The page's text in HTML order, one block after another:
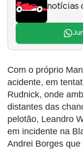
notícias
Com o próprio
acidente, em
Rudnick, onde
distantes das
pelotão, Leandro
em incidente na
Andrei Borges